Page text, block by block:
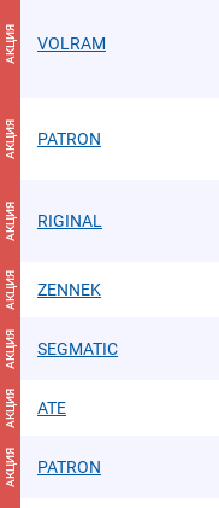
АКЦИЯ VOLRAM
АКЦИЯ PATRON
АКЦИЯ RIGINAL
АКЦИЯ ZENNEK
АКЦИЯ SEGMATIC
АКЦИЯ ATE
АКЦИЯ PATRON